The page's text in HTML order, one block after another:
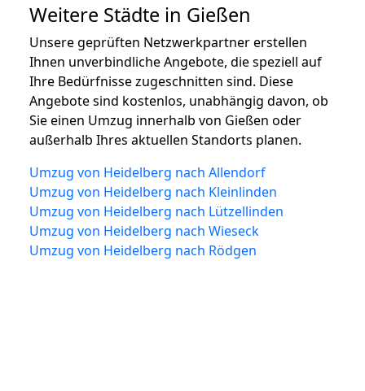
Weitere Städte in Gießen
Unsere geprüften Netzwerkpartner erstellen
Ihnen unverbindliche Angebote, die speziell auf
Ihre Bedürfnisse zugeschnitten sind. Diese
Angebote sind kostenlos, unabhängig davon, ob
Sie einen Umzug innerhalb von Gießen oder
außerhalb Ihres aktuellen Standorts planen.
Umzug von Heidelberg nach Allendorf
Umzug von Heidelberg nach Kleinlinden
Umzug von Heidelberg nach Lützellinden
Umzug von Heidelberg nach Wieseck
Umzug von Heidelberg nach Rödgen